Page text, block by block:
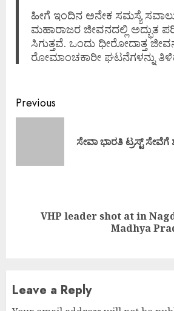
ಹೀಗೆ ಇಂದಿನ ಅನೇಕ ಸಮಸ್ಯೆ
ಮಹಾರಾಜರ ಜೀವನದಲ್ಲಿ ಅದ್ಭುತ
ಸಿಗುತ್ತವೆ. ಒಂದು ಧೀರೋದಾತ್ತ
ರೋಮಾಂಚಕಾರೀ ಘಟನೆಗಳನ್ನು
Continue
Previous
ಸೇವಾ ಭಾರತಿ ಟ್ರಸ್ಟ್ ಸೇವೆಗೆ
VHP leader shot at in
Madhya
Leave a Reply